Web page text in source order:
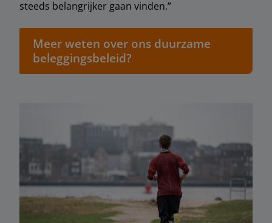
steeds belangrijker gaan vinden.”
Meer weten over ons duurzame
beleggingsbeleid?